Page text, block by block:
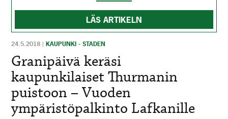
LÄS ARTIKELN
24.5.2018 |KAUPUNKI - STADEN
Granipäivä keräsi
kaupunkilaiset Thurmanin
puistoon – Vuoden
ympäristöpalkinto Lafkanille